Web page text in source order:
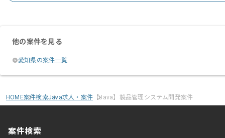
他の案件を見る
愛知県の案件一覧
HOME案件検索Java求人・案件 【Java】製品管理システム開発案件
案件検索